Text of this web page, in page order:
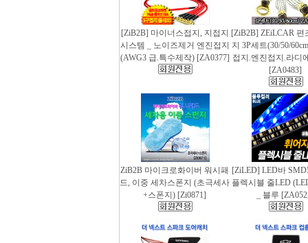
[ZiB2B] 마이너스접지, 지접지
시스템 _ 노이즈제거 엔진접지
(AWG3 급.특수제작) [ZA0377]
[ZiB2B] ZEiLCAR 편
지 3P세트(30/50/
접지.엔진접지.라디
[ZA0483]
ZiB2B 마이크로화이버 워시패
드, 이중 세차스폰지 (초극세사
+스폰지) [Zi0871]
[ZiLED] LED바
플렉시블 줄LED
_ 블루